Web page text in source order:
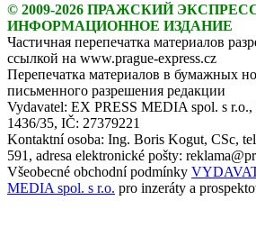
© 2009-2026 ПРАЖСКИЙ
ИНФОРМАЦИОННОЕ ИЗДАНИЕ
Частичная перепечатка материалов
ссылкой на www.prague-express.cz
Перепечатка материалов в бумажных
письменного разрешения редакции
Vydavatel: EX PRESS MEDIA spol. s r.o.,
1436/35, IČ: 27379221
Kontaktní osoba: Ing. Boris Kogut, CSc,
591, adresa elektronické pošty:
Všeobecné obchodní podmínky
MEDIA spol. s r.o. pro inzeráty a